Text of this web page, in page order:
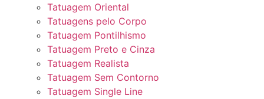
Tatuagem Oriental
Tatuagens pelo Corpo
Tatuagem Pontilhismo
Tatuagem Preto e Cinza
Tatuagem Realista
Tatuagem Sem Contorno
Tatuagem Single Line